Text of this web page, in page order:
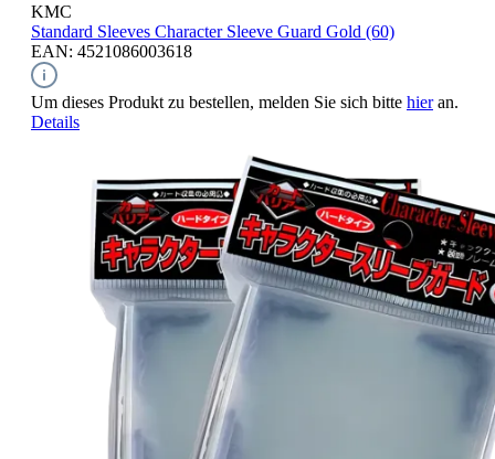
KMC
Standard Sleeves Character Sleeve Guard Gold (60)
EAN: 4521086003618
Um dieses Produkt zu bestellen, melden Sie sich bitte hieran.
Details